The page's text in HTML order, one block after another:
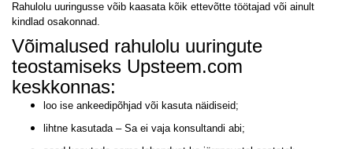
Rahulolu uuringusse võib kaasata kõik ettevõtte töötajad või ainult
kindlad osakonnad.
Võimalused rahulolu uuringute
teostamiseks Upsteem.com
keskkonnas:
loo ise ankeedipõhjad või kasuta näidiseid;
lihtne kasutada – Sa ei vaja konsultandi abi;